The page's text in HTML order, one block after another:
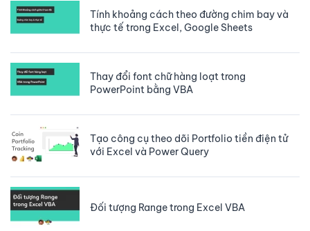
Tính khoảng cách theo đường chim bay và
thực tế trong Excel, Google Sheets
Thay đổi font chữ hàng loạt trong
PowerPoint bằng VBA
Tạo công cụ theo dõi Portfolio tiền điện tử
với Excel và Power Query
Đối tượng Range trong Excel VBA